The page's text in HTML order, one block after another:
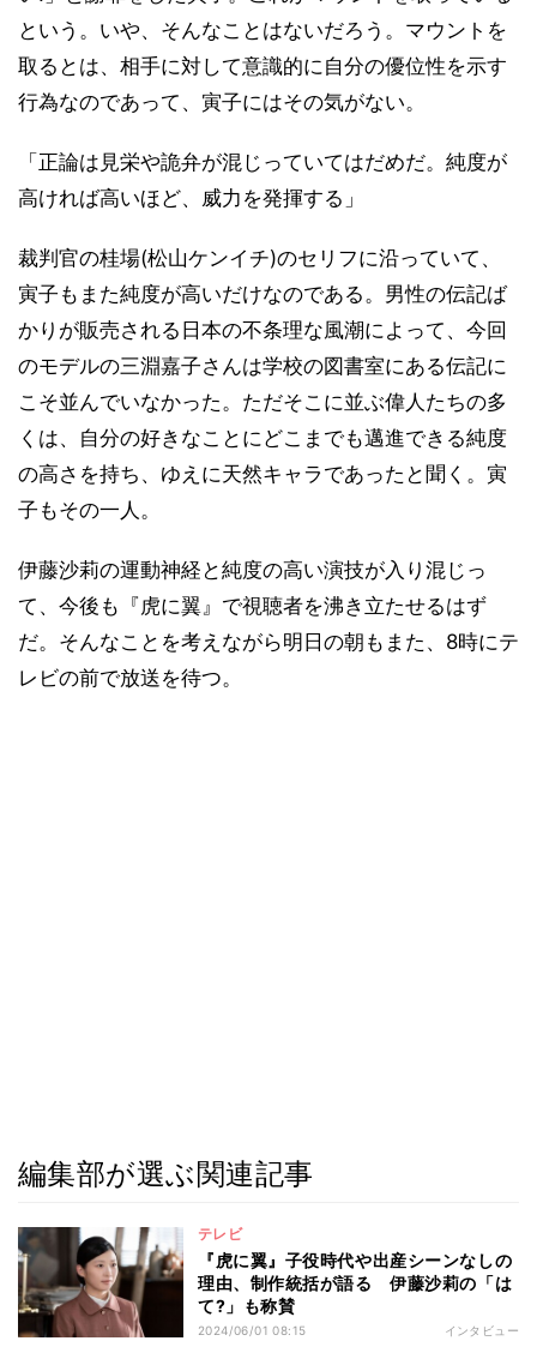
という。いや、そんなことはないだろう。マウントを
取るとは、相手に対して意識的に自分の優位性を示す
行為なのであって、寅子にはその気がない。
「正論は見栄や詭弁が混じっていてはだめだ。純度が
高ければ高いほど、威力を発揮する」
裁判官の桂場(松山ケンイチ)のセリフに沿っていて、
寅子もまた純度が高いだけなのである。男性の伝記ば
かりが販売される日本の不条理な風潮によって、今回
のモデルの三淵嘉子さんは学校の図書室にある伝記に
こそ並んでいなかった。ただそこに並ぶ偉人たちの多
くは、自分の好きなことにどこまでも邁進できる純度
の高さを持ち、ゆえに天然キャラであったと聞く。寅
子もその一人。
伊藤沙莉の運動神経と純度の高い演技が入り混じっ
て、今後も『虎に翼』で視聴者を沸き立たせるはず
だ。そんなことを考えながら明日の朝もまた、8時にテ
レビの前で放送を待つ。
編集部が選ぶ関連記事
テレビ
『虎に翼』子役時代や出産シーンなしの
理由、制作統括が語る 伊藤沙莉の「は
て?」も称賛
2024/06/01 08:15 インタビュー